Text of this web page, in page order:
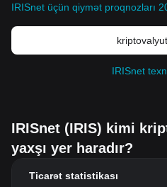
IRISnet üçün qiymət proqnozları
IRISnet
IRISnet (IRIS) kimi
yaxşı yer haradır?
Ticarət statistikası